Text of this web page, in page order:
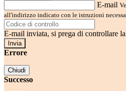
E-mail
all'indirizzo indicato con le istruzioni
E-mail inviata, si prega di controllare
Errore
Chiudi
Successo